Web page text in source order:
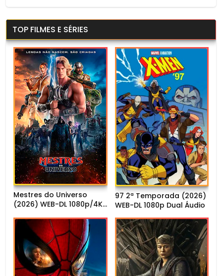
TOP FILMES E SÉRIES
Mestres do Universo
(2026) WEB-DL 1080p/4K
97 2ª Temporada (2026)
WEB-DL 1080p Dual Áudio